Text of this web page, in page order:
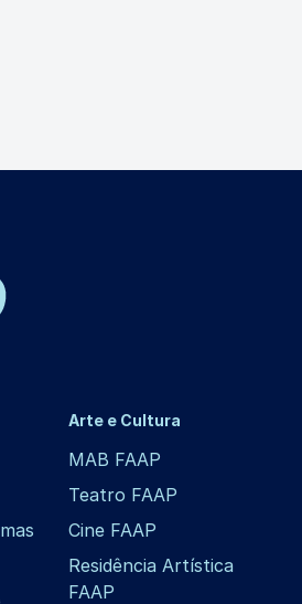
Arte e Cultura
MAB FAAP
Teatro FAAP
Cine FAAP
Residência Artística
FAAP